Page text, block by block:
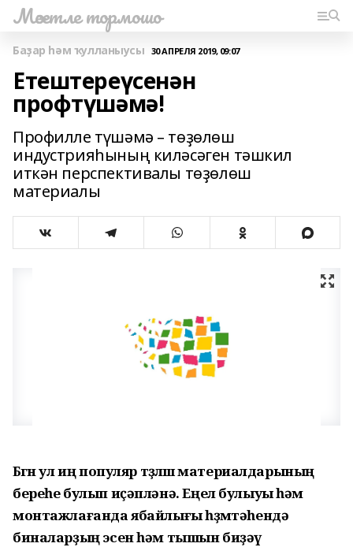
Мәсетле тормошо
Баҙар һәм ҡулланыусы 30 АПРЕЛЯ 2019, 09:07
Етештереүсенән
профтүшәмә!
Профилле түшәмә – төҙөлөш
индустрияһының киләсәген тәшкил
иткән перспективалы төҙөлөш
материалы
Бөгөн ул иң популяр төҙөлөш материалдарының
береһе булып иҫәпләнә. Еңел булыуы һәм
монтажлағанда ябайлығы һөҙөмтәһендә
биналарҙың эсен һәм тышын биҙәү